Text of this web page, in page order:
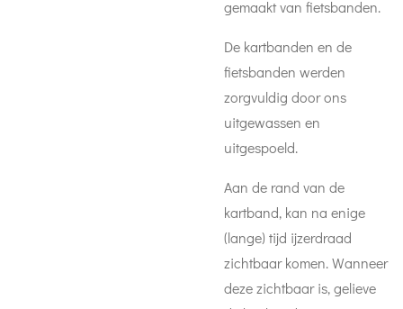
gemaakt van fietsbanden.
De kartbanden en de
fietsbanden werden
zorgvuldig door ons
uitgewassen en
uitgespoeld.
Aan de rand van de
kartband, kan na enige
(lange) tijd ijzerdraad
zichtbaar komen. Wanneer
deze zichtbaar is, gelieve